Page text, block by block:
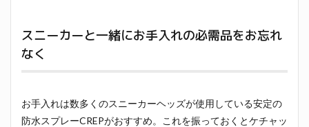
スニーカーと一緒にお手入れの必需品をお忘れ
なく
お手入れは数多くのスニーカーヘッズが使用している安定の
防水スプレーCREPがおすすめ。これを振っておくとケチャッ